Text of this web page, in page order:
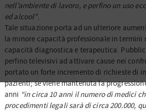
nell’ambiente di lavoro, e perfino un uso
ed alcool”.
Tale situazione porta ad un ulteriore
la minore capacità professionale in termini
capacità diagnostica e terapeutica.
perfino televisivi ad attivare cause nei
portato un forte incremento di richieste di
pazienti; se viene mantenuta la
anni “in circa 10 anni il numero di medici
procedimenti legali sarà di circa 200.000,